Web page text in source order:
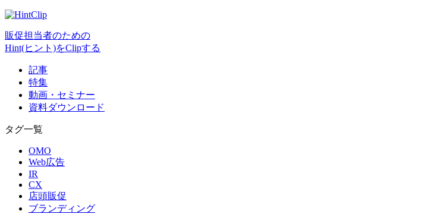
販促担当者のための
Hint(ヒント)をClipする
記事
特集
動画・セミナー
資料ダウンロード
タグ一覧
OMO
Web広告
IR
CX
店頭販促
ブランディング